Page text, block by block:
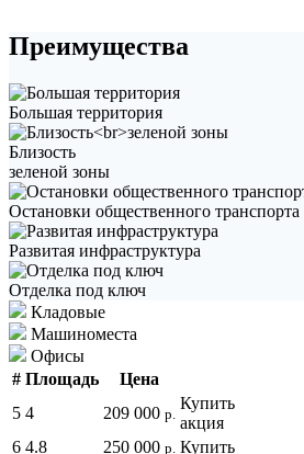
Преимущества
Большая территория
Близость
зеленой зоны
Остановки общественного транспорта
Развитая инфраструктура
Отделка под ключ
Кладовые
Машиноместа
Офисы
# Площадь
Цена
5 4 209 000 р.
Купить
акция
6 4.8 250 000 р. Купить